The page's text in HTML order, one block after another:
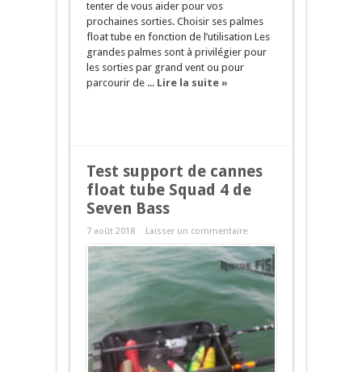
tenter de vous aider pour vos
prochaines sorties. Choisir ses palmes
float tube en fonction de l’utilisation Les
grandes palmes sont à privilégier pour
les sorties par grand vent ou pour
parcourir de ... Lire la suite »
Test support de cannes
float tube Squad 4 de
Seven Bass
7 août 2018 Laisser un commentaire